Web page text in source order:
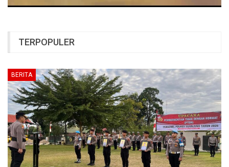
TERPOPULER
BERITA